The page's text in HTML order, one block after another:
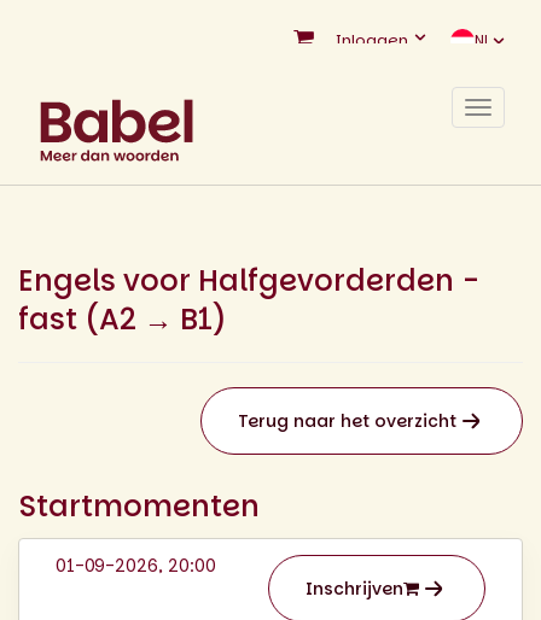
Inloggen NL
Toggle
Engels voor Halfgevorderden -
fast (A2 → B1)
Terug naar het overzicht
Startmomenten
01-09-2026, 20:00
Inschrijven